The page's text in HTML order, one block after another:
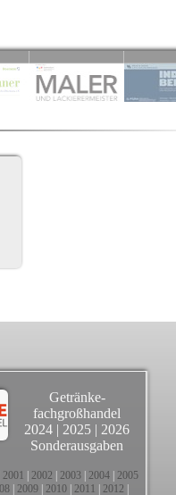
Getränke-
fachgroßhandel
2024 | 2025 | 2026
Sonderausgaben
2001 2002 2003 2004 2005
2009 2010 2011 2012